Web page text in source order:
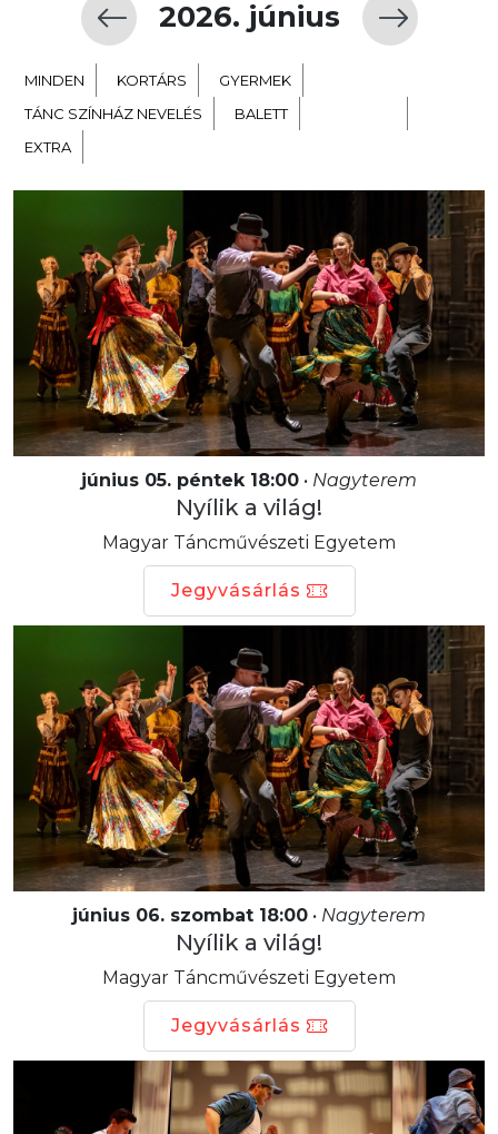
2026. június
MINDEN KORTÁRS
GYERMEK
TÁNC SZÍNHÁZ NEVELÉS
BALETT
EXTRA
június 05. péntek 18:00 • Nagyterem
Nyílik a világ!
Magyar Táncművészeti Egyetem
Jegyvásárlás
június 06. szombat 18:00 • Nagyterem
Nyílik a világ!
Magyar Táncművészeti Egyetem
Jegyvásárlás